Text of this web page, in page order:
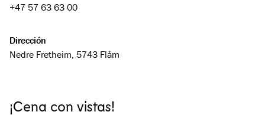
+47 57 63 63 00
Dirección
Nedre Fretheim, 5743 Flåm
¡Cena con vistas!